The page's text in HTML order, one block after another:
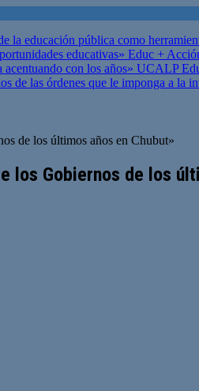
la educación pública como
educativas» Educ +
acentuando con los años» UCALP
de las órdenes que le imponga a la
de los últimos años en Chubut»
los Gobiernos de los